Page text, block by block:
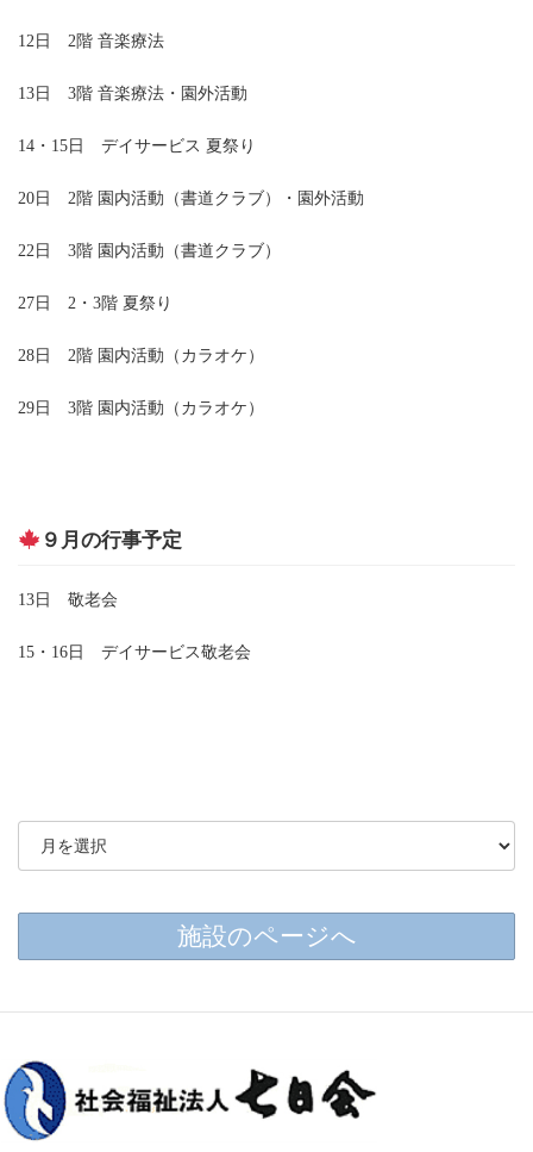
12日 2階 音楽療法
13日 3階 音楽療法・園外活動
14・15日 デイサービス 夏祭り
20日 2階 園内活動（書道クラブ）・園外活動
22日 3階 園内活動（書道クラブ）
27日 2・3階 夏祭り
28日 2階 園内活動（カラオケ）
29日 3階 園内活動（カラオケ）
９月の行事予定
13日 敬老会
15・16日 デイサービス敬老会
施設のページへ